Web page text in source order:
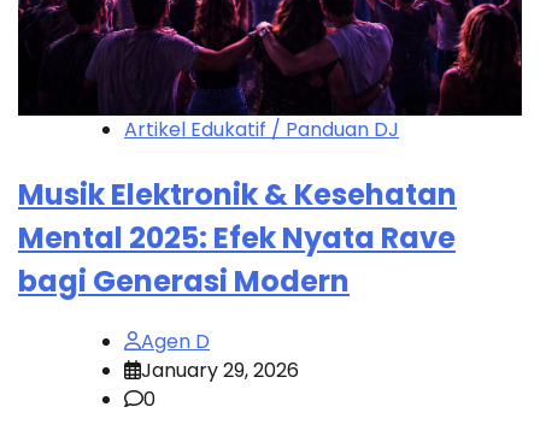
Artikel Edukatif / Panduan DJ
Musik Elektronik & Kesehatan
Mental 2025: Efek Nyata Rave
bagi Generasi Modern
Agen D
January 29, 2026
0